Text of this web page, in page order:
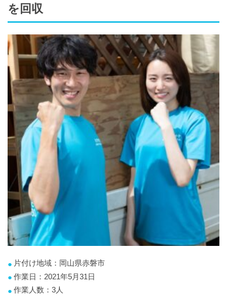
を回収
片付け地域：岡山県赤磐市
作業日：2021年5月31日
作業人数：3人